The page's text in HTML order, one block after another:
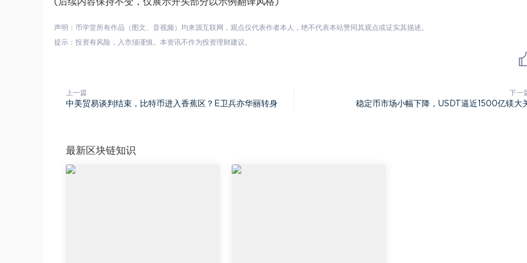
声明：币学堂所有作品（图文、音视频）均来源互联网，观点仅代表作者本人，绝不代表本站赞同其观点或证实其描述。
提示：投资有风险，入市须谨慎。本资讯不作为投资理财建议。
上一篇
中美贸易谈判结束，比特币进入香蕉区？E卫兵亦华丽转身
下一
稳定币市场小幅下降，USDT逼近1500亿镁大
最新区块链知识